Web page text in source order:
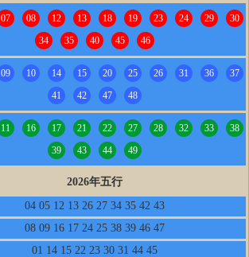
07 08 12 13 18 19 23 24 29
30
34
35 40 45 46
09 10 14 15 20 25 26 31 36
37
41
42 47 48
11 16 17 21 22 27 28 32 33
38
39
43 44 49
2026年五行
04 05 12 13 26 27 34 35 42 43
08 09 16 17 24 25 38 39 46 47
01 14 15 22 23 30 31 44 45